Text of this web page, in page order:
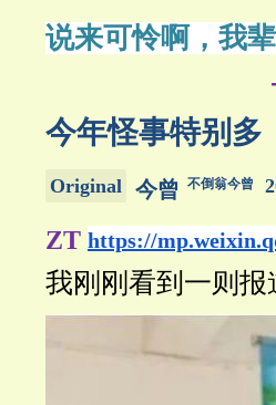
说来可怜啊，我
今年怪事特别多
Original 今曾 不倒翁今曾
ZT https://
我刚刚看到一则报